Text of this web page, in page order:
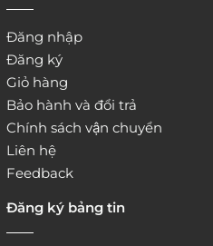
Đăng nhập
Đăng ký
Giỏ hàng
Bảo hành và đổi trả
Chính sách vận chuyển
Liên hệ
Feedback
Đăng ký bảng tin